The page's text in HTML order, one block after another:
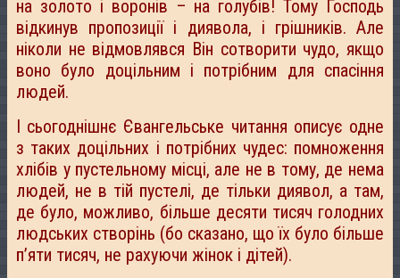
на золото і воронів – на голубів! Тому Господь
відкинув пропозиції і диявола, і грішників. Але
ніколи не відмовлявся Він сотворити чудо, якщо
воно було доцільним і потрібним для спасіння
людей.
І сьогоднішнє Євангельське читання описує одне
з таких доцільних і потрібних чудес: помноження
хлібів у пустельному місці, але не в тому, де нема
людей, не в тій пустелі, де тільки диявол, а там,
де було, можливо, більше десяти тисяч голодних
людських створінь (бо сказано, що їх було більше
п’яти тисяч, не рахуючи жінок і дітей).